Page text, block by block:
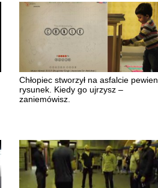
Chłopiec stworzył na asfalcie pewien
rysunek. Kiedy go ujrzysz –
zaniemówisz.